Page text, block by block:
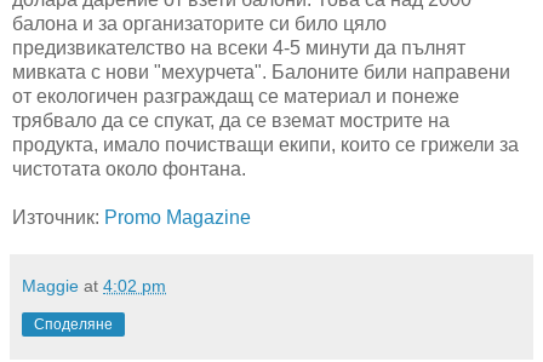
балона и за организаторите си било цяло
предизвикателство на всеки 4-5 минути да пълнят
мивката с нови "мехурчета". Балоните били направени
от екологичен разграждащ се материал и понеже
трябвало да се спукат, да се вземат мострите на
продукта, имало почистващи екипи, които се грижели за
чистотата около фонтана.
Източник: Promo Magazine
Maggie at 4:02 pm
Споделяне